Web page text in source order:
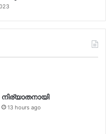
നിര്യാതനായി
13 hours ago